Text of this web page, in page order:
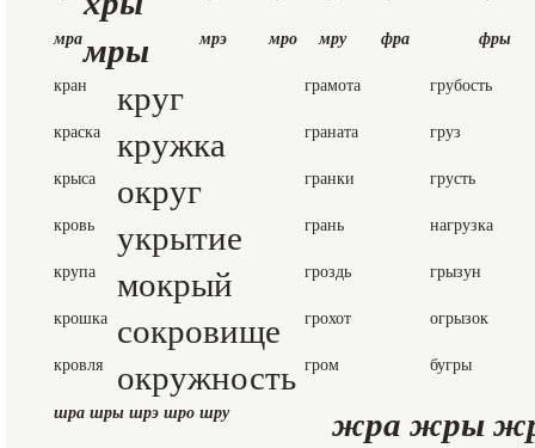
мрамры мрэ мро мру фра фры
кран круг грамота грубость
краска кружка граната груз
крыса округ гранки грусть
кровь укрытие грань нагрузка
крупа мокрый гроздь грызун
крошка сокровище грохот огрызок
кровля окружность гром бугры
шра шры шрэ шро шру жра жры